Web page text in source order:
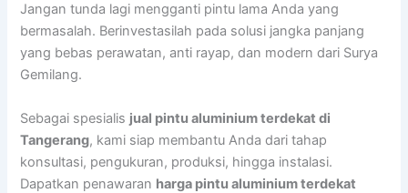
Jangan tunda lagi mengganti pintu lama Anda yang
bermasalah. Berinvestasilah pada solusi jangka panjang
yang bebas perawatan, anti rayap, dan modern dari Surya
Gemilang.
Sebagai spesialis jual pintu aluminium terdekat di
Tangerang, kami siap membantu Anda dari tahap
konsultasi, pengukuran, produksi, hingga instalasi.
Dapatkan penawaran harga pintu aluminium terdekat